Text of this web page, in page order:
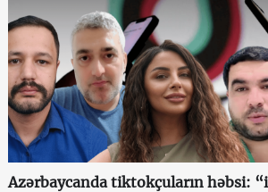
Azərbaycanda tiktokçuların həbsi: